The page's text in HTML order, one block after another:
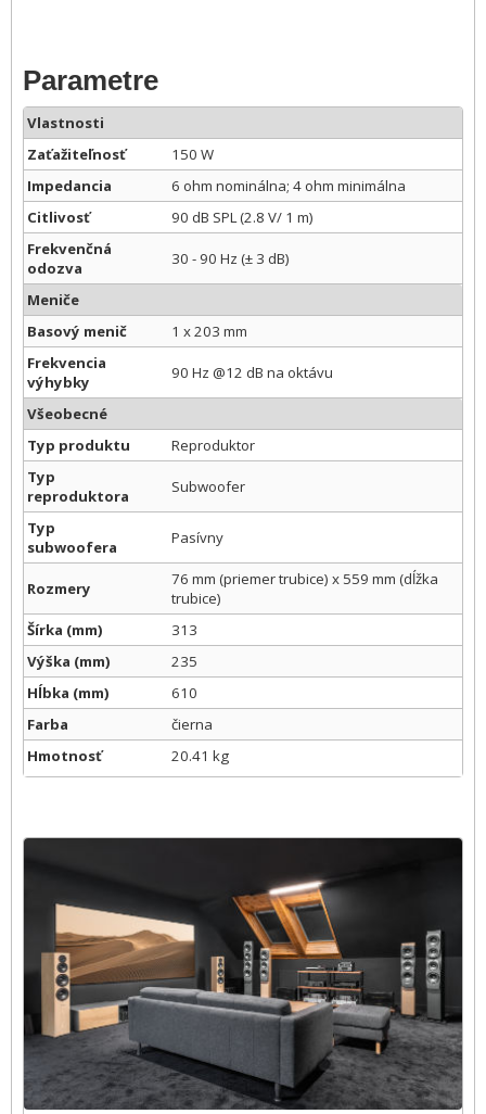
Parametre
Vlastnosti
Zaťažiteľnosť
150 W
Impedancia
6 ohm nominálna; 4 ohm minimálna
Citlivosť
90 dB SPL (2.8 V/ 1 m)
Frekvenčná
odozva
30 - 90 Hz (± 3 dB)
Meniče
Basový menič
1 x 203 mm
Frekvencia
výhybky
90 Hz @12 dB na oktávu
Všeobecné
Typ produktu
Reproduktor
Typ
reproduktora
Subwoofer
Typ
subwoofera
Pasívny
Rozmery
76 mm (priemer trubice) x 559 mm (dĺžka
trubice)
Šírka (mm)
313
Výška (mm)
235
Hĺbka (mm)
610
Farba
čierna
Hmotnosť
20.41 kg